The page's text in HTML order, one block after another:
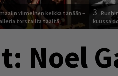
viimeinen keikka tänään –
torstailta täältä
3.
kuussa
Noel